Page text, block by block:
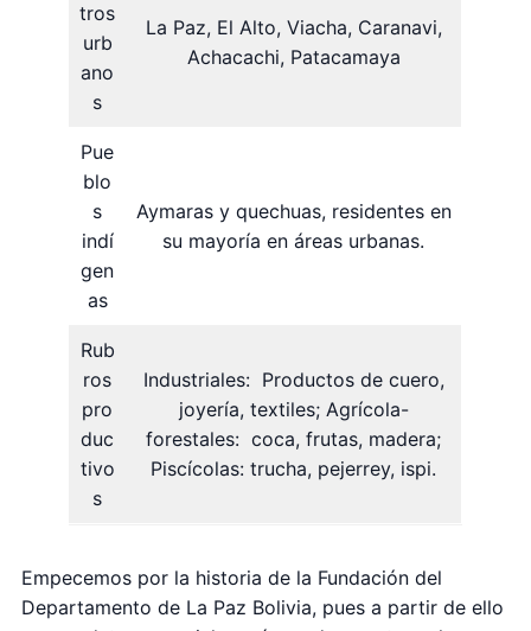
tros
urb
ano
s
La Paz, El Alto, Viacha, Caranavi,
Achacachi, Patacamaya
Pue
blo
s
indí
gen
as
Aymaras y quechuas, residentes en
su mayoría en áreas urbanas.
Rub
ros
pro
duc
tivo
s
Industriales: Productos de cuero,
joyería, textiles; Agrícola-
forestales: coca, frutas, madera;
Piscícolas: trucha, pejerrey, ispi.
Empecemos por la historia de la Fundación del
Departamento de La Paz Bolivia, pues a partir de ello